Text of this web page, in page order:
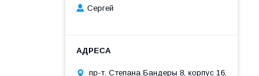
Сергей
пр-т. Степана Бандеры 8, корпус 16,